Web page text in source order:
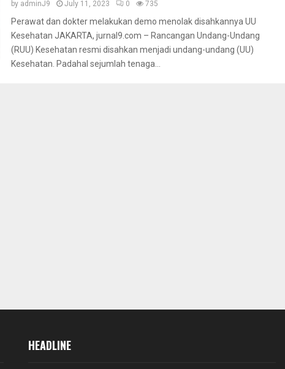
by adminJ9 July 11, 2023 0 735
Perawat dan dokter melakukan demo menolak disahkannya UU
Kesehatan JAKARTA, jurnal9.com – Rancangan Undang-Undang
(RUU) Kesehatan resmi disahkan menjadi undang-undang (UU)
Kesehatan. Padahal sejumlah tenaga...
HEADLINE